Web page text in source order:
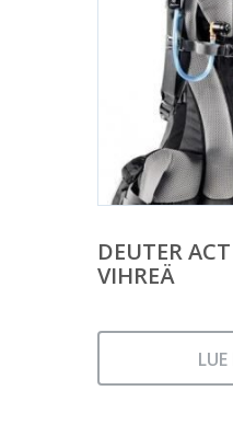
DEUTER
VIHREÄ